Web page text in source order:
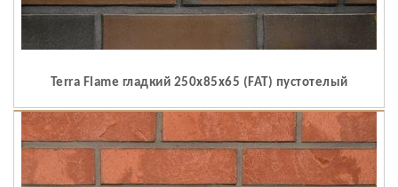
Terra Flame гладкий 250x85x65 (FAT) пустотелый